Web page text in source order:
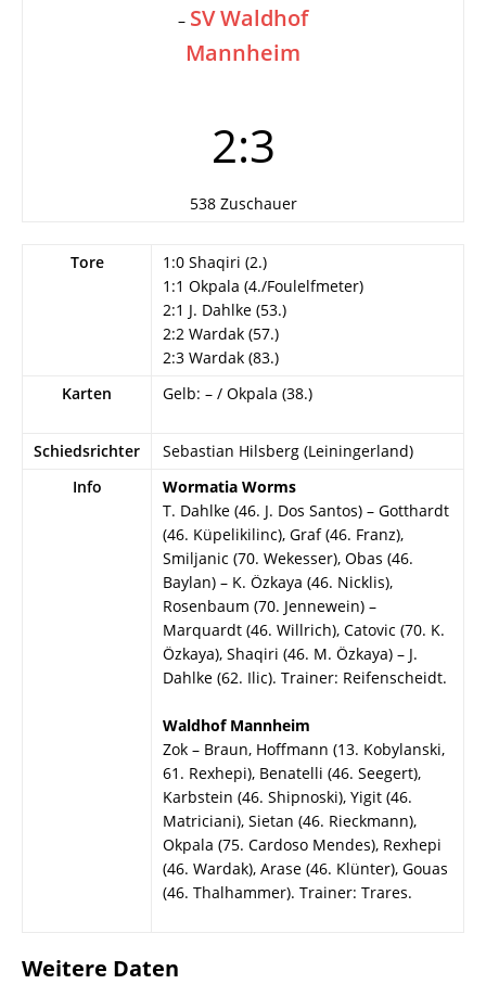
– SV Waldhof
Mannheim
2:3
538 Zuschauer
Tore
1:0 Shaqiri (2.)
1:1 Okpala (4./Foulelfmeter)
2:1 J. Dahlke (53.)
2:2 Wardak (57.)
2:3 Wardak (83.)
Karten
Gelb: – / Okpala (38.)
Schiedsrichter
Sebastian Hilsberg (Leiningerland)
Info
Wormatia Worms
T. Dahlke (46. J. Dos Santos) – Gotthardt
(46. Küpelikilinc), Graf (46. Franz),
Smiljanic (70. Wekesser), Obas (46.
Baylan) – K. Özkaya (46. Nicklis),
Rosenbaum (70. Jennewein) –
Marquardt (46. Willrich), Catovic (70. K.
Özkaya), Shaqiri (46. M. Özkaya) – J.
Dahlke (62. Ilic). Trainer: Reifenscheidt.
Waldhof Mannheim
Zok – Braun, Hoffmann (13. Kobylanski,
61. Rexhepi), Benatelli (46. Seegert),
Karbstein (46. Shipnoski), Yigit (46.
Matriciani), Sietan (46. Rieckmann),
Okpala (75. Cardoso Mendes), Rexhepi
(46. Wardak), Arase (46. Klünter), Gouas
(46. Thalhammer). Trainer: Trares.
Weitere Daten